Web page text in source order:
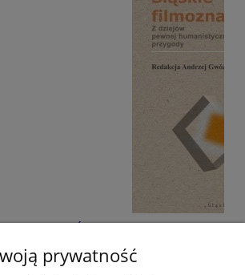
Z dziejów pewnej
przygody
prywatność